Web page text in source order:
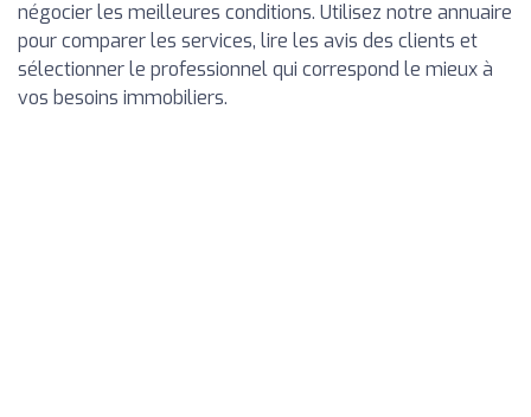
négocier les meilleures conditions. Utilisez notre annuaire
pour comparer les services, lire les avis des clients et
sélectionner le professionnel qui correspond le mieux à
vos besoins immobiliers.